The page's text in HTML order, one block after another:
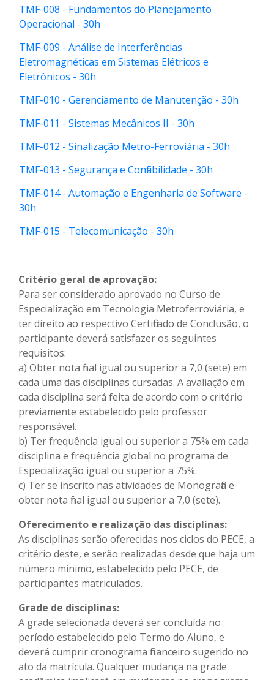
TMF-008 - Fundamentos do Planejamento
Operacional - 30h
TMF-009 - Análise de Interferências
Eletromagnéticas em Sistemas Elétricos e
Eletrônicos - 30h
TMF-010 - Gerenciamento de Manutenção - 30h
TMF-011 - Sistemas Mecânicos II - 30h
TMF-012 - Sinalização Metro-Ferroviária - 30h
TMF-013 - Segurança e Confiabilidade - 30h
TMF-014 - Automação e Engenharia de Software -
30h
TMF-015 - Telecomunicação - 30h
Critério geral de aprovação:
Para ser considerado aprovado no Curso de
Especialização em Tecnologia Metroferroviária, e
ter direito ao respectivo Certificado de Conclusão, o
participante deverá satisfazer os seguintes
requisitos:
a) Obter nota final igual ou superior a 7,0 (sete) em
cada uma das disciplinas cursadas. A avaliação em
cada disciplina será feita de acordo com o critério
previamente estabelecido pelo professor
responsável.
b) Ter frequência igual ou superior a 75% em cada
disciplina e frequência global no programa de
Especialização igual ou superior a 75%.
c) Ter se inscrito nas atividades de Monografia e
obter nota final igual ou superior a 7,0 (sete).
Oferecimento e realização das disciplinas:
As disciplinas serão oferecidas nos ciclos do PECE, a
critério deste, e serão realizadas desde que haja um
número mínimo, estabelecido pelo PECE, de
participantes matriculados.
Grade de disciplinas:
A grade selecionada deverá ser concluída no
período estabelecido pelo Termo do Aluno, e
deverá cumprir cronograma financeiro sugerido no
ato da matrícula. Qualquer mudança na grade